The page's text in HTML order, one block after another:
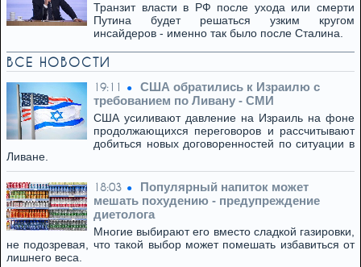
Транзит власти в РФ после ухода или смерти
Путина будет решаться узким кругом
инсайдеров - именно так было после Сталина.
ВСЕ НОВОСТИ
19:11
США обратились к Израилю с
требованием по Ливану - СМИ
США усиливают давление на Израиль на фоне
продолжающихся переговоров и рассчитывают
добиться новых договоренностей по ситуации в
Ливане.
18:03
Популярный напиток может
мешать похудению - предупреждение
диетолога
Многие выбирают его вместо сладкой газировки,
не подозревая, что такой выбор может помешать избавиться от
лишнего веса.